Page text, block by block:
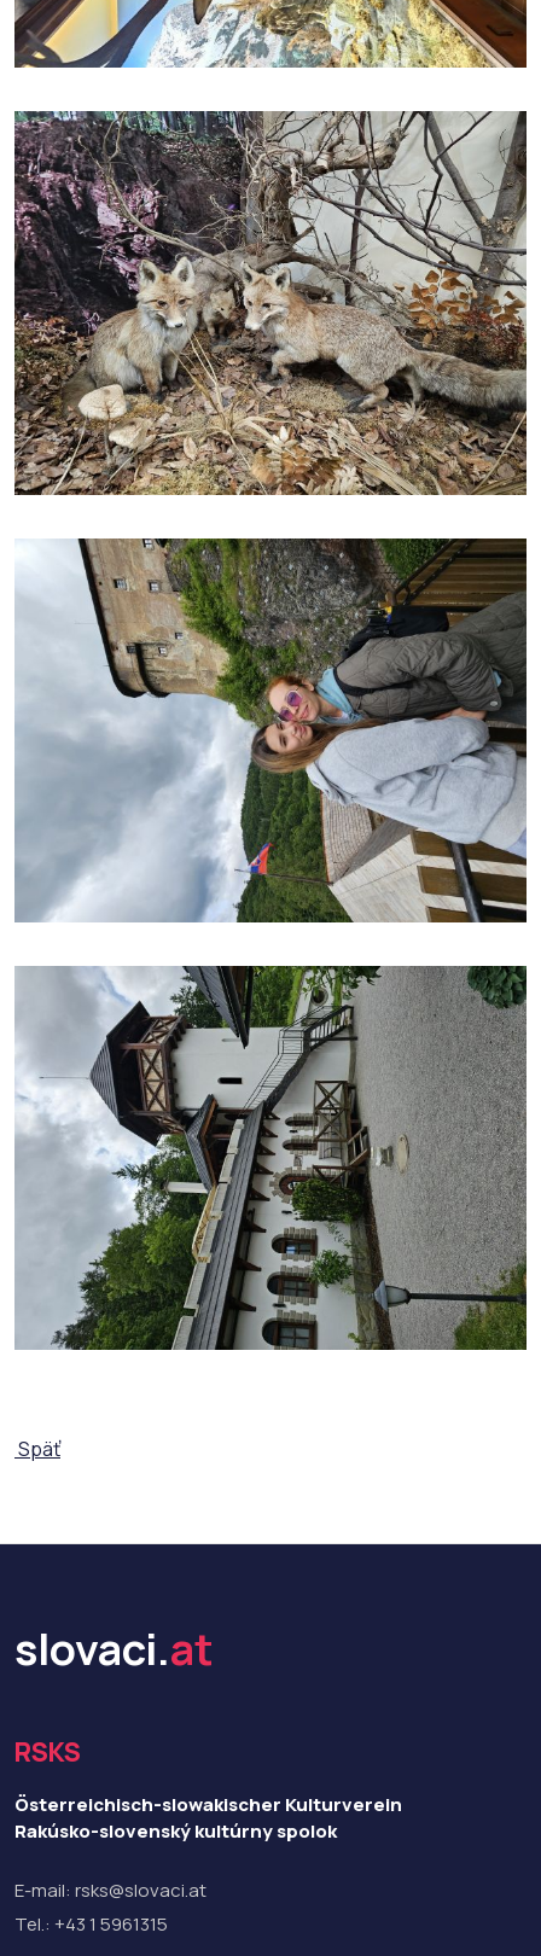
Späť
slovaci.at
RSKS
Österreichisch-slowakischer Kulturverein
Rakúsko-slovenský kultúrny spolok
E-mail: rsks@slovaci.at
Tel.: +43 1 5961315